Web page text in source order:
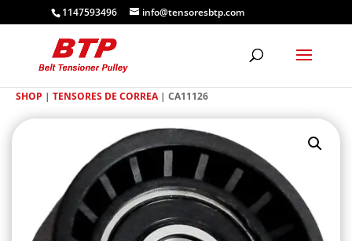
1147593496 info@tensoresbtp.com
SHOP | TENSORES DE CORREA| CA11126